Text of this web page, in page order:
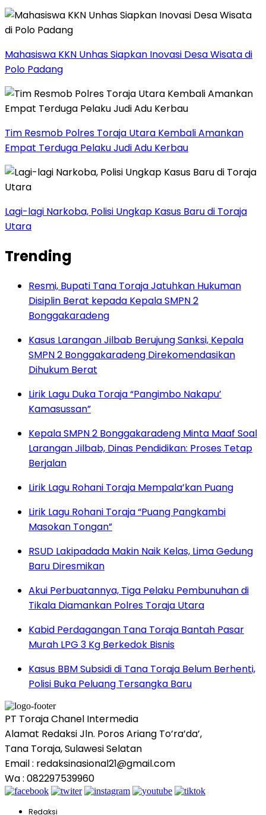
Mahasiswa KKN Unhas Siapkan Inovasi Desa Wisata di
Polo Padang
Tim Resmob Polres Toraja Utara Kembali Amankan
Empat Terduga Pelaku Judi Adu Kerbau
Lagi-lagi Narkoba, Polisi Ungkap Kasus Baru di Toraja
Utara
Trending
Resmi, Bupati Tana Toraja Jatuhkan Hukuman
Disiplin Berat kepada Kepala SMPN 2
Bonggakaradeng
Kasus Larangan Jilbab Berujung Sanksi, Kepala
SMPN 2 Bonggakaradeng Direkomendasikan
Dihukum Berat
Lirik Lagu Duka Toraja “Pangimbo Nakapu’
Kamasussan”
Kepala SMPN 2 Bonggakaradeng Minta Maaf Soal
Larangan Jilbab, Dinas Pendidikan: Proses Tetap
Berjalan
Lirik Lagu Rohani Toraja Mempala’kan Puang
Lirik Lagu Rohani Toraja “Puang Pangkambi
Masokan Tongan”
RSUD Lakipadada Makin Naik Kelas, Lima Gedung
Baru Diresmikan
Akui Perbuatannya, Tiga Pelaku Pembunuhan di
Tikala Diamankan Polres Toraja Utara
Kabid Perdagangan Tana Toraja Bantah Pasar
Murah LPG 3 Kg Berkedok Bisnis
Kasus BBM Subsidi di Tana Toraja Belum Berhenti,
Polisi Buka Peluang Tersangka Baru
PT Toraja Chanel Intermedia
Alamat Redaksi Jln. Poros Ariang To’ra’da’,
Tana Toraja, Sulawesi Selatan
Email : redaksinasional21@gmail.com
Wa : 082297539960
Redaksi